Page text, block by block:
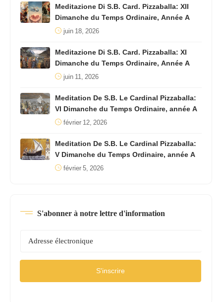
Meditazione Di S.B. Card. Pizzaballa: XII
Dimanche du Temps Ordinaire, Année A
juin 18, 2026
Meditazione Di S.B. Card. Pizzaballa: XI
Dimanche du Temps Ordinaire, Année A
juin 11, 2026
Meditation De S.B. Le Cardinal Pizzaballa:
VI Dimanche du Temps Ordinaire, année A
février 12, 2026
Meditation De S.B. Le Cardinal Pizzaballa:
V Dimanche du Temps Ordinaire, année A
février 5, 2026
S'abonner à notre lettre d'information
S'inscrire